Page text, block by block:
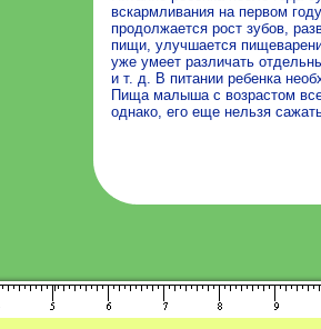
вскармливания на первом
продолжается рост зубов,
пищи, улучшается
уже умеет различать
и т. д. В питании ребенка
Пища малыша с возрастом
однако, его еще нельзя